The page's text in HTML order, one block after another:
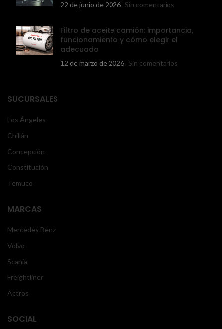
22 de junio de 2026 Sin comentarios
Filtro de aceite camión: importancia,
funcionamiento y cómo elegir el
adecuado
12 de marzo de 2026 Sin comentarios
SUCURSALES
Los Ángeles
Chillán
Concepción
Constitución
Temuco
MARCAS
Mercedes Benz
Volvo
Scania
Freightliner
Actros
SOCIAL